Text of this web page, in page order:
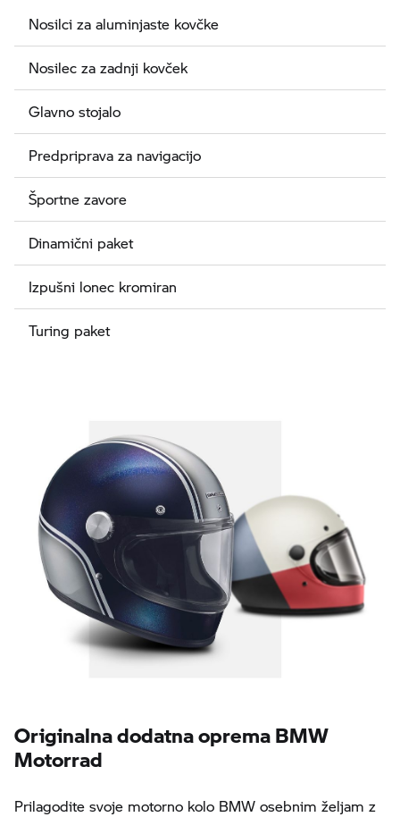
Nosilci za aluminjaste kovčke
Nosilec za zadnji kovček
Glavno stojalo
Predpriprava za navigacijo
Športne zavore
Dinamični paket
Izpušni lonec kromiran
Turing paket
Originalna dodatna oprema BMW
Motorrad
Prilagodite svoje motorno kolo BMW osebnim željam z